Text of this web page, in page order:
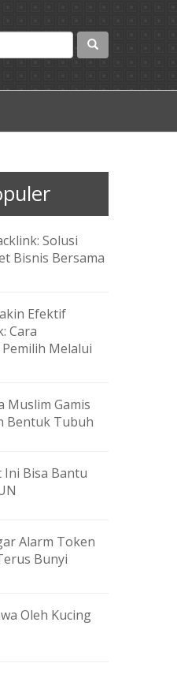
Solusi
Bisnis Bersama
Efektif
Cara
Melalui
Muslim Gamis
Bentuk Tubuh
Ini Bisa Bantu
Alarm Token
Bunyi
Oleh Kucing